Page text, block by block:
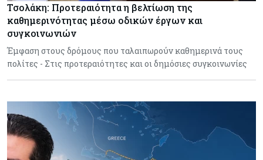
Τσολάκη: Προτεραιότητα η βελτίωση της
καθημερινότητας μέσω οδικών έργων και
συγκοινωνιών
Έμφαση στους δρόμους που ταλαιπωρούν καθημερινά τους
πολίτες - Στις προτεραιότητες και οι δημόσιες συγκοινωνίες